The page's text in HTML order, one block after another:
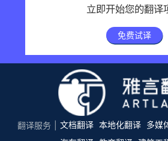
立即开始您的翻译
免费试译
翻译服务 文档翻译 本地化翻译 多媒